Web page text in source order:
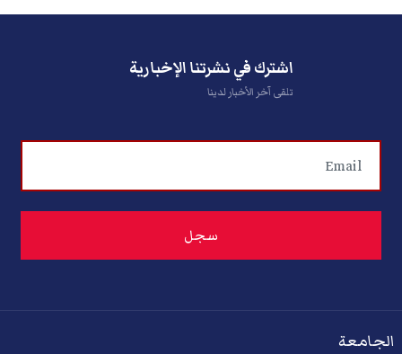
اشترك في نشرتنا الإخبارية
تلقى آخر الأخبار لدينا
الجامعة